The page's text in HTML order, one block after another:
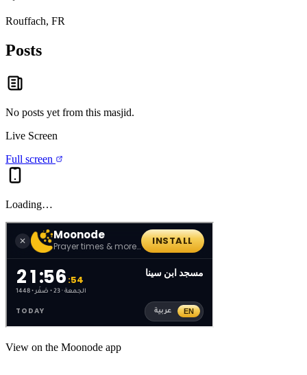
Rouffach, FR
Posts
No posts yet from this masjid.
Live Screen
Full screen
Loading…
View on the Moonode app